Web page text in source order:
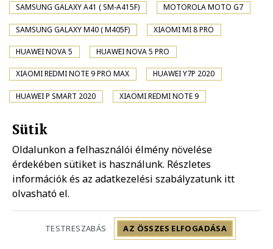
SAMSUNG GALAXY A41 ( SM-A415F) MOTOROLA MOTO G7
SAMSUNG GALAXY M40 ( M405F) XIAOMI MI 8 PRO
HUAWEI NOVA 5 HUAWEI NOVA 5 PRO
XIAOMI REDMI NOTE 9 PRO MAX HUAWEI Y7P 2020
HUAWEI P SMART 2020 XIAOMI REDMI NOTE 9
XIAOMI POCO X2 SAMSUNG GALAXY A01 ( SM-A015F)
SAMSUNG GALAXY A31 ( SM-A315F) XIAOMI REDMI K20 PRO
MOTOROLA MOTO G8 PLAY HUAWEI NOVA 4
Sütik
Oldalunkon a felhasználói élmény növelése
érdekében sütiket is használunk. Részletes
információk és az adatkezelési szabályzatunk itt
olvasható el.
TESTRESZABÁS AZ ÖSSZES ELFOGADÁSA